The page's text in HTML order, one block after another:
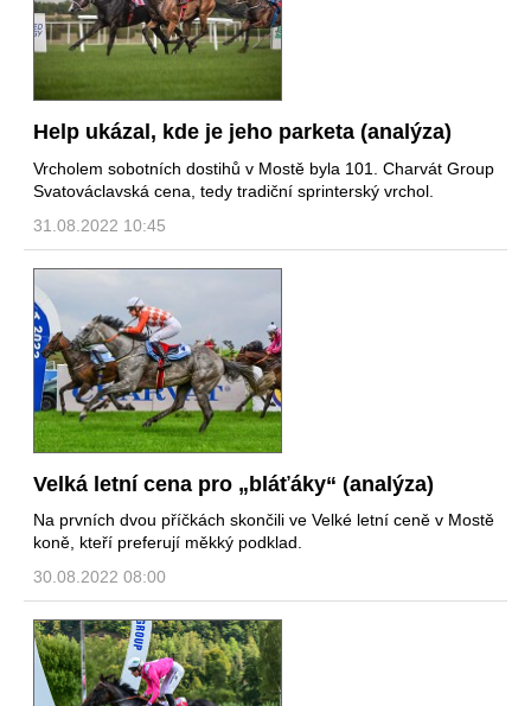
Help ukázal, kde je jeho parketa (analýza)
Vrcholem sobotních dostihů v Mostě byla 101. Charvát Group
Svatováclavská cena, tedy tradiční sprinterský vrchol.
31.08.2022 10:45
Velká letní cena pro „bláťáky“ (analýza)
Na prvních dvou příčkách skončili ve Velké letní ceně v Mostě
koně, kteří preferují měkký podklad.
30.08.2022 08:00